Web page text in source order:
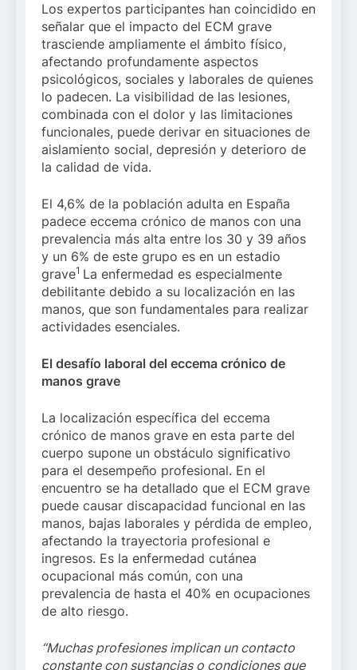
Los expertos participantes han coincidido en
señalar que el impacto del ECM grave
trasciende ampliamente el ámbito físico,
afectando profundamente aspectos
psicológicos, sociales y laborales de quienes
lo padecen. La visibilidad de las lesiones,
combinada con el dolor y las limitaciones
funcionales, puede derivar en situaciones de
aislamiento social, depresión y deterioro de
la calidad de vida.
El 4,6% de la población adulta en España
padece eccema crónico de manos con una
prevalencia más alta entre los 30 y 39 años
y un 6% de este grupo es en un estadio
grave1 La enfermedad es especialmente
debilitante debido a su localización en las
manos, que son fundamentales para realizar
actividades esenciales.
El desafío laboral del eccema crónico de
manos grave
La localización específica del eccema
crónico de manos grave en esta parte del
cuerpo supone un obstáculo significativo
para el desempeño profesional. En el
encuentro se ha detallado que el ECM grave
puede causar discapacidad funcional en las
manos, bajas laborales y pérdida de empleo,
afectando la trayectoria profesional e
ingresos. Es la enfermedad cutánea
ocupacional más común, con una
prevalencia de hasta el 40% en ocupaciones
de alto riesgo.
“Muchas profesiones implican un contacto
constante con sustancias o condiciones que